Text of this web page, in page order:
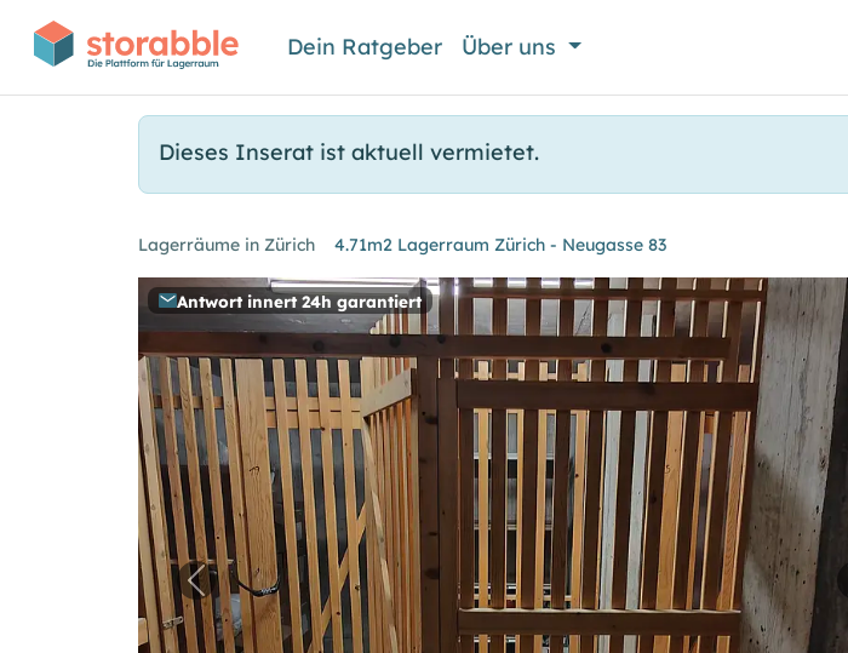
Dein Ratgeber Über uns
Dieses Inserat ist aktuell vermietet.
Lagerräume in Zürich 4.71m2 Lagerraum Zürich - Neugasse 83
Antwort innert 24h garantiert
Vorheriges Bild für "4.71m2 Lagerraum Zürich - Neugasse 83"